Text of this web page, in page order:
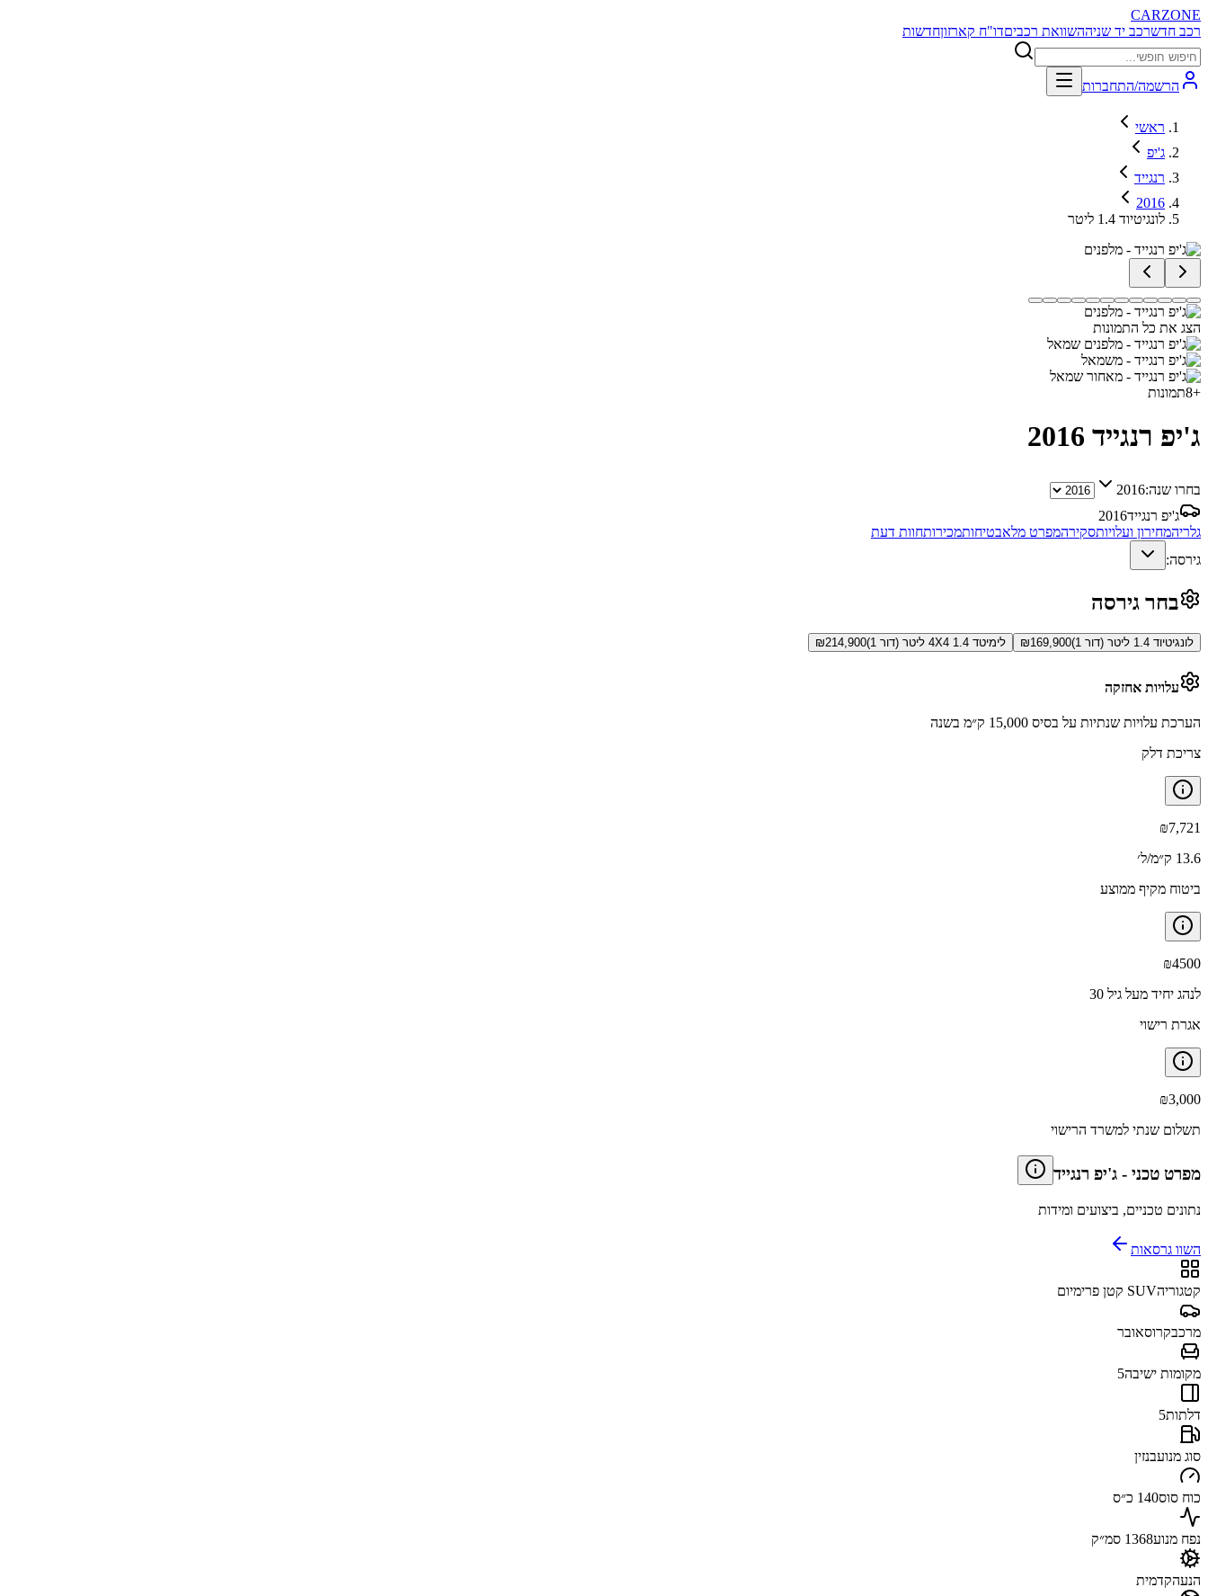
CARZONE
רכב חדשרכב יד שניההשוואת רכביםדו"ח קארזוןחדשות
הרשמה/התחברות
ראשי
ג'יפ
רנגייד
2016
לונגיטיוד 1.4 ליטר
הצג את כל התמונות
+
8תמונות
ג'יפ רנגייד 2016
בחרו שנה:2016
ג'יפ רנגייד2016
גלריהמחירון ועלויותסקירהמפרט מלאבטיחותמכירותחוות דעת
גירסה:
בחר גירסה
לונגיטיוד 1.4 ליטר (דור 1) ₪169,900 לימיטד 4X4 1.4 ליטר (דור 1) ₪214,900
עלויות אחזקה
הערכת עלויות שנתיות על בסיס 15,000 ק״מ בשנה
צריכת דלק
₪7,721
13.6 ק״מ/ל׳
ביטוח מקיף ממוצע
₪4500
לנהג יחיד מעל גיל 30
אגרת רישוי
₪3,000
תשלום שנתי למשרד הרישוי
מפרט טכני - ג'יפ רנגייד
נתונים טכניים, ביצועים ומידות
השוו גרסאות
קטגוריהSUV קטן פרימיום
מרכבקרוסאובר
מקומות ישיבה5
דלתות5
סוג מנועבנזין
כוח סוס140 כ״ס
נפח מנוע1368 סמ״ק
הנעהקדמית